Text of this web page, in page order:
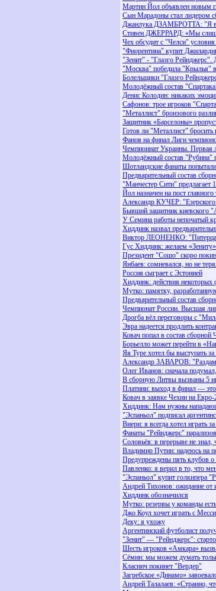
Мартин Йол объявлен новым
Сын Марадоны стал лидером
Джанлука ДЗАМБРОТТА: "Я в
Стивен ДЖЕРРАРД: «Мы
Чех обсудит с "Челси" условия
"Фиорентина" купит
"Зенит" - "Глазго Рейнджерс".
"Москва" победила "Крылья"
Болельщики "Глазго
Молодёжный состав
Денис Колодин: никаких
Сафонов: трое игроков
"Металлист" бронзового
Защитник «Барселоны»
Готов ли "Металлист"
Фанов на финал Лиги
Чемпиоинат Украины. Первая
Молодёжный состав "Рубина"
Шотландские фанаты
Предварительный состав
"Манчестер Сити"
Йол назначен на пост
Александр КУЧЕР:
Бывший защитник киевского
У Семина работы непочатый
Хиддинк назвал
Виктор ЛЕОНЕНКО: "Питерцам
Гус Хиддинк: желаем «Зениту»
Президент "Сошо" cкоро
Янбаев: сомневался, но не
Россия сыграет с Эстонией
Хиддинк: действия некоторых
Мутко: памятку,
Предварительный состав
Чемпионат России. Высшая
Дрогба вёл переговоры с
Эвра надеется продлить
Ковач попал в состав сборной
Борьелло может перейти в
Яя Туре хотел бы выступать
Александр ЗАВАРОВ: "Раздам
Олег Иванов: сначала
В сборную Литвы вызваны 5
Платини: выход в финал — это
Ковач в заявке Чехии на Евро-
Хиддинк: Нам нужны
"Эспаньол" подписал
Виери: я всегда хотел играть
Фанаты "Рейнджерс"
Соловьёв: в перерыве не знал,
Владимир Путин: надеюсь на
Предупреждены пять клубов о
Павленко: я верил в то, что
"Эспаньол" купит голкипера
Андрей Тихонов: ожидание от
Хиддинк обозначился
Мутко: резервы у команды есть
Джо Коул хочет играть с Месси
Деку: я ухожу
Аргентинский футболист
"Зенит" — "Рейнджерс":
Шесть игроков «Амкара»
Сёмин: мы можем думать
Класнич покинет "Вердер"
Загребское «Динамо»
Андрей Талалаев: «Странно,